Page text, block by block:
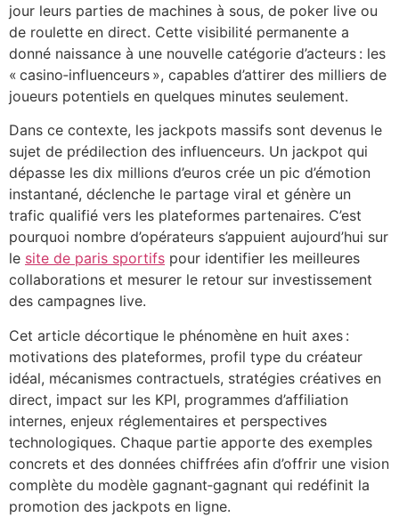
panel
panel
panel
panel
panel
panel
panel
panel
panel
panel
panel
panel
jour leurs parties de machines à sous, de poker live ou
de roulette en direct. Cette visibilité permanente a
donné naissance à une nouvelle catégorie d’acteurs : les
« casino‑influenceurs », capables d’attirer des milliers de
joueurs potentiels en quelques minutes seulement.
Dans ce contexte, les jackpots massifs sont devenus le
sujet de prédilection des influenceurs. Un jackpot qui
dépasse les dix millions d’euros crée un pic d’émotion
instantané, déclenche le partage viral et génère un
trafic qualifié vers les plateformes partenaires. C’est
pourquoi nombre d’opérateurs s’appuient aujourd’hui sur
le site de paris sportifs pour identifier les meilleures
collaborations et mesurer le retour sur investissement
des campagnes live.
Cet article décortique le phénomène en huit axes :
motivations des plateformes, profil type du créateur
idéal, mécanismes contractuels, stratégies créatives en
direct, impact sur les KPI, programmes d’affiliation
internes, enjeux réglementaires et perspectives
technologiques. Chaque partie apporte des exemples
concrets et des données chiffrées afin d’offrir une vision
complète du modèle gagnant‑gagnant qui redéfinit la
promotion des jackpots en ligne.